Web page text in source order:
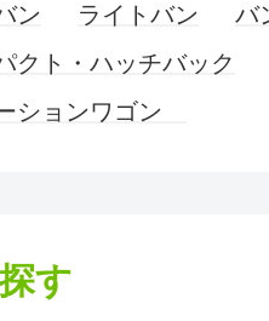
ン ライトバン
バ
クト・ハッチバック
ションワゴン
す